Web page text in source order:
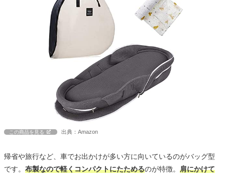
この商品を見る 出典：Amazon
帰省や旅行など、車でお出かけが多い方に向いているのがバッグ型
です。 布製なので軽くコンパクトにたためるのが特徴。 肩にかけて